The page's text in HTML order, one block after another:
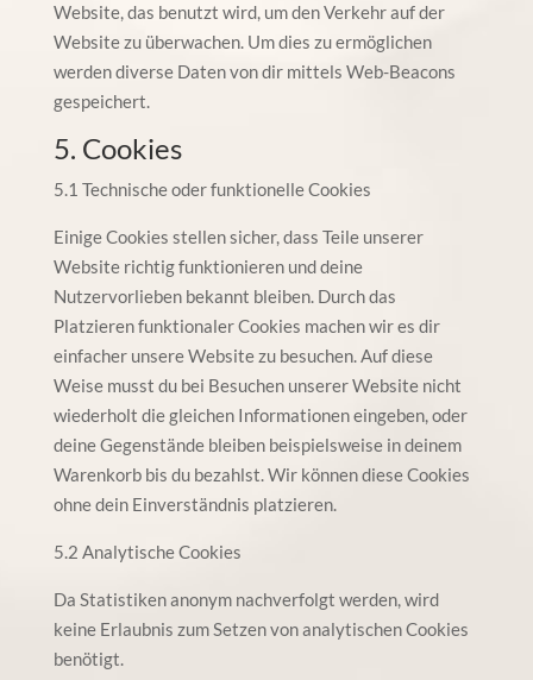
Website, das benutzt wird, um den Verkehr auf der
Website zu überwachen. Um dies zu ermöglichen
werden diverse Daten von dir mittels Web-Beacons
gespeichert.
5. Cookies
5.1 Technische oder funktionelle Cookies
Einige Cookies stellen sicher, dass Teile unserer
Website richtig funktionieren und deine
Nutzervorlieben bekannt bleiben. Durch das
Platzieren funktionaler Cookies machen wir es dir
einfacher unsere Website zu besuchen. Auf diese
Weise musst du bei Besuchen unserer Website nicht
wiederholt die gleichen Informationen eingeben, oder
deine Gegenstände bleiben beispielsweise in deinem
Warenkorb bis du bezahlst. Wir können diese Cookies
ohne dein Einverständnis platzieren.
5.2 Analytische Cookies
Da Statistiken anonym nachverfolgt werden, wird
keine Erlaubnis zum Setzen von analytischen Cookies
benötigt.